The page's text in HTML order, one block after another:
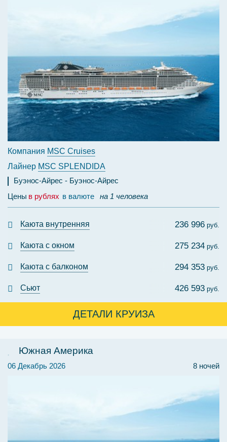
Компания MSC Cruises
Лайнер MSC SPLENDIDA
Буэнос-Айрес
Буэнос-Айрес
Цены в рублях в валюте на 1 человека
Каюта внутренняя 236 996 руб.
Каюта с окном 275 234 руб.
Каюта с балконом 294 353 руб.
Сьют 426 593 руб.
ДЕТАЛИ КРУИЗА
Южная Америка
8 ночей
06 Декабрь 2026